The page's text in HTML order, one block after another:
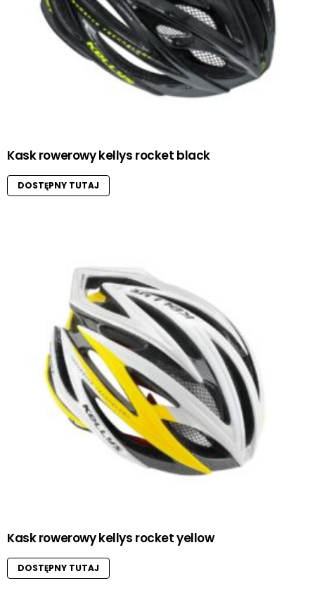
Kask rowerowy kellys rocket black
DOSTĘPNY TUTAJ
Kask rowerowy kellys rocket yellow
DOSTĘPNY TUTAJ